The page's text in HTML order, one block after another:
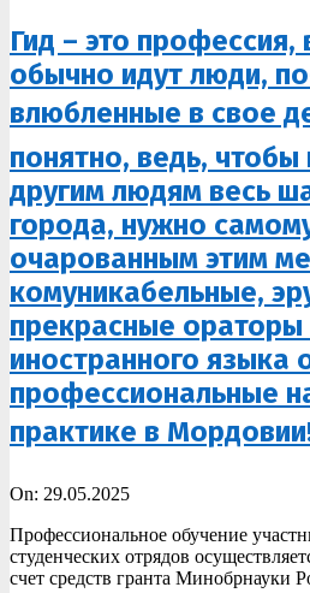
Гид – это профессия,
обычно идут люди,
влюбленные в свое
понятно, ведь, чтобы
другим людям весь
города, нужно
очарованным этим
комуникабельные,
прекрасные ораторы
иностранного языка
профессиональные
практике в
2025-
29
On: 29.05.2025
Профессиональное обучение
студенческих отрядов
счет средств гранта Минобрнауки